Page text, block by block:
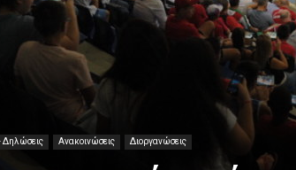
Δηλώσεις Ανακοινώσεις Διοργανώσεις